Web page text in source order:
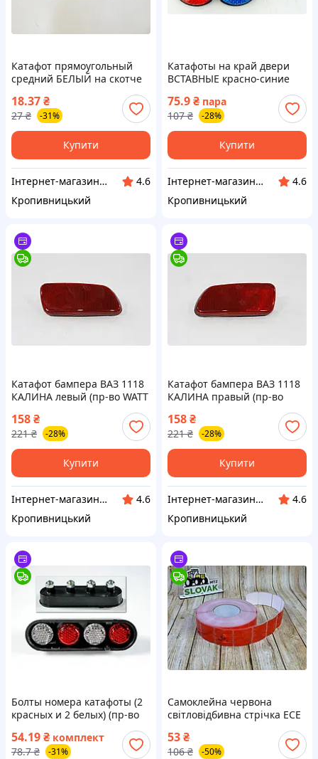
Катафот прямоугольный
средний БЕЛЫЙ на скотче
(светоотражатель) (пр-во
Польша) ПД 115726
18.37₴
27 ₴ -31%
Купити
Інтернет-магазин "Запчастинки"
4.6
Кропивницький
Катафоты на край двери
ВСТАВНЫЕ красно-синие
(комплект 2шт) заказ от 2
комплектов (пр-во Украина)
ПИР 72303
75.9₴ пара
107 ₴ -28%
Купити
Інтернет-магазин "Запчастинки"
4.6
Кропивницький
Катафот бампера ВАЗ 1118
КАЛИНА левый (пр-во WATT
158₴
221 ₴ -28%
Купити
Інтернет-магазин "Запчастинки"
4.6
Кропивницький
Катафот бампера ВАЗ 1118
КАЛИНА правый (пр-во
158₴
221 ₴ -28%
Купити
Інтернет-магазин "Запчастинки"
4.6
Кропивницький
Болты номера катафоты (2
красных и 2 белых) (пр-во
157943
54.19₴ комплект
78.7 ₴ -31%
Самоклейна червона
світловідбивна стрічка ECE
104R класу C для безпеки та
видимості
53₴
106 ₴ -50%